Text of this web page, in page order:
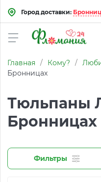
Город доставки:
Главная / Кому? /
Бронницах
Тюльпаны
Бронницах
Фильтры